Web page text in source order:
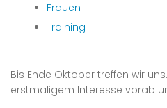
Frauen
Training
Bis Ende Oktober treffen wir
erstmaligem Interesse vorab